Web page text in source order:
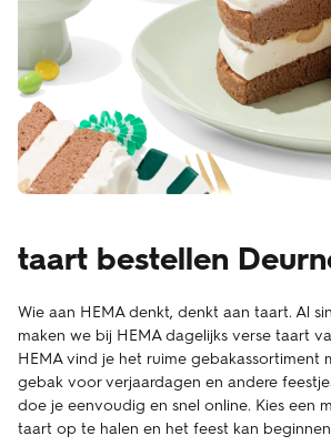
taart bestellen
Wie aan HEMA denkt, denkt aan taart. Al
maken we bij HEMA dagelijks verse taart
HEMA vind je het ruime gebakassortiment
gebak voor verjaardagen en andere
doe je eenvoudig en snel online. Kies een
taart op te halen en het feest kan